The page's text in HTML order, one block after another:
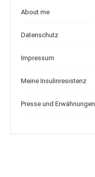
About me
Datenschutz
Impressum
Meine Insulinresistenz
Presse und Erwähnungen